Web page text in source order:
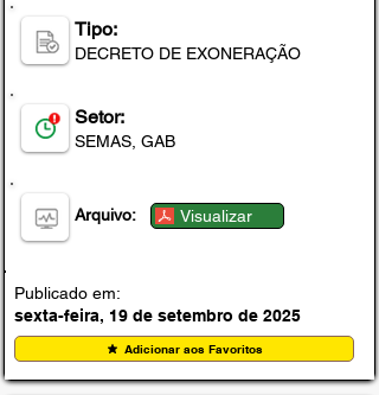
Tipo:
DECRETO DE EXONERAÇÃO
Setor:
SEMAS, GAB
Arquivo: Visualizar
Publicado em:
sexta-feira, 19 de setembro de 2025
Adicionar aos Favoritos